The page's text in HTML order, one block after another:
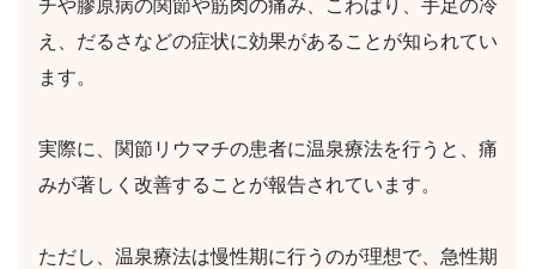
チや膠原病の関節や筋肉の痛み、こわばり、手足の冷
え、だるさなどの症状に効果があることが知られてい
ます。
実際に、関節リウマチの患者に温泉療法を行うと、痛
みが著しく改善することが報告されています。
ただし、温泉療法は慢性期に行うのが理想で、急性期